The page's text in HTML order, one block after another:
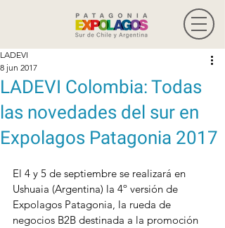
LADEVI Colombia: Todas
las novedades del sur en
Expolagos Patagonia 2017
LADEVI
8 jun 2017
El 4 y 5 de septiembre se realizará en
Ushuaia (Argentina) la 4º versión de
Expolagos Patagonia, la rueda de
negocios B2B destinada a la promoción